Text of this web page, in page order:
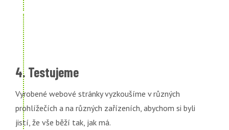
4. Testujeme
Vyrobené webové stránky vyzkoušíme v různých
prohlížečích a na různých zařízeních, abychom si byli
jistí, že vše běží tak, jak má.